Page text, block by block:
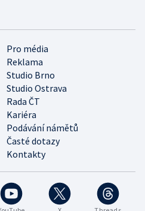
Pro média
Reklama
Studio Brno
Studio Ostrava
Rada ČT
Kariéra
Podávání námětů
Časté dotazy
Kontakty